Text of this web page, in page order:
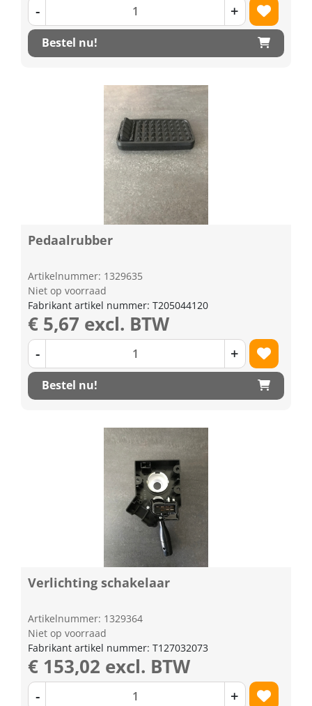
- +
Bestel nu!
Pedaalrubber
Artikelnummer: 1329635
Niet op voorraad
Fabrikant artikel nummer: T205044120
€ 5,67 excl. BTW
- +
Bestel nu!
Verlichting schakelaar
Artikelnummer: 1329364
Niet op voorraad
Fabrikant artikel nummer: T127032073
€ 153,02 excl. BTW
- +